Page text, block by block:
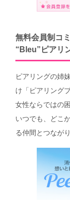
無料会員制コ
“Bleu”ピアリ
ピアリングの姉
け「ピアリング
女性ならではの
いつでも、どこ
る仲間とつなが